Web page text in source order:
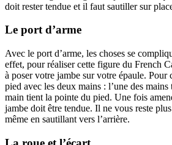
doit rester tendue et il faut sautiller sur
Le port d’arme
Avec le port d’arme, les choses se
effet, pour réaliser cette figure du French
à poser votre jambe sur votre épaule. Pour
pied avec les deux mains : l’une des
main tient la pointe du pied. Une fois
jambe doit être tendue. Il ne vous reste
même en sautillant vers l’arrière.